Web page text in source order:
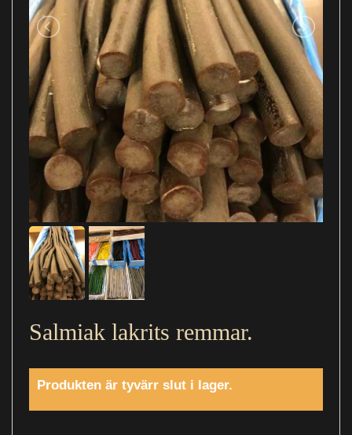
Salmiak lakrits remmar.
Produkten är tyvärr slut i lager.